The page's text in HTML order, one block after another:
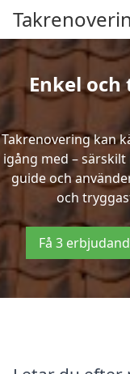
Enkel
Takrenovering kan
igång med –
guide och
och
Få 3